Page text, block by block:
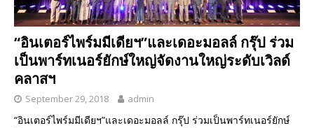
“อินเตอร์ไพร์มมีเดียฯ”และเดอะมอลล์ กรุ๊ป ร่วม
เป็นพาร์ทเนอร์ยักษ์ใหญ่จัดงานใหญ่ระดับเวิลด์
คลาสฯ
September 29, 2018 admin
“อินเตอร์ไพร์มมีเดียฯ”และเดอะมอลล์ กรุ๊ป ร่วมเป็นพาร์ทเนอร์ยักษ์